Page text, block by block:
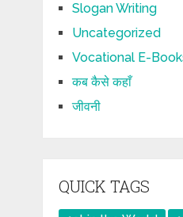
Slogan Writing
Uncategorized
Vocational E-
कब कैसे कहाँ
जीवनी
QUICK TAGS